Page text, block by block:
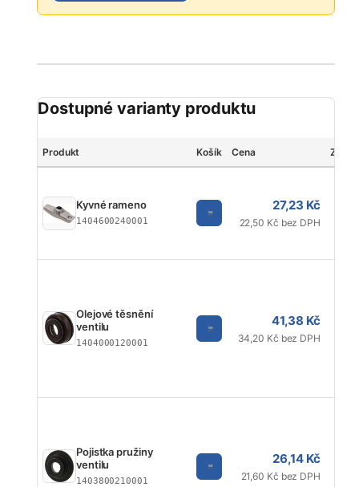
Dostupné varianty produktu
Produkt Košík Cena
Kyvné rameno
1404600240001
27,23 Kč
22,50 Kč bez DPH
Olejové těsnění
ventilu
1404000120001
41,38 Kč
34,20 Kč bez DPH
Pojistka pružiny
ventilu
1403800210001
26,14 Kč
21,60 Kč bez DPH